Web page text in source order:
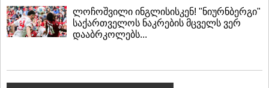
ლოჩოშვილი ინგლისისკენ! "ნიურნბერგი"
საქართველოს ნაკრების მცველს ვერ
დააბრკოლებს...